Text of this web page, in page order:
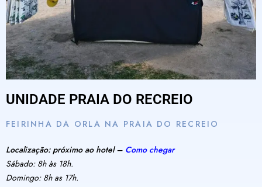
UNIDADE PRAIA DO RECREIO
FEIRINHA DA ORLA NA PRAIA DO RECREIO
Localização: próximo ao hotel – Como chegar
Sábado: 8h às 18h.
Domingo: 8h as 17h.